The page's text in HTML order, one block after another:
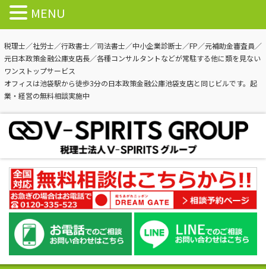
税理士／社労士／行政書士／司法書士／中小企業診断士／FP／元補助金審査員／
元日本政策金融公庫支店長／各種コンサルタントなどが常駐する他に類を見ない
ワンストップサービス
オフィスは池袋駅から徒歩3分の日本政策金融公庫池袋支店と同じビルです。起
業・経営の無料相談実施中
MENU